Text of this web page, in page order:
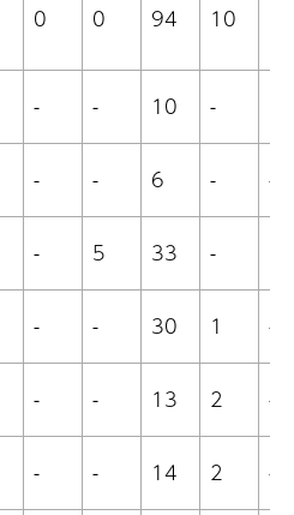
0 0 94 10
- - 10 -
- - 6 -
-
- 5 33 -
- - 30 1
-
- - 13 2
-
- - 14 2 -